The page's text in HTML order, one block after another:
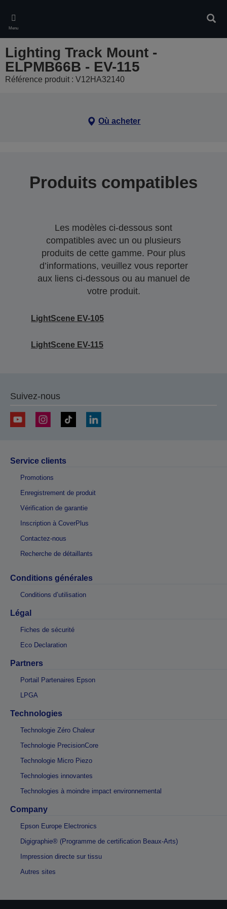
main
content
Menu
Lighting Track Mount -
ELPMB66B - EV-115
Référence produit : V12HA32140
Où acheter
Produits compatibles
Les modèles ci-dessous sont
compatibles avec un ou plusieurs
produits de cette gamme. Pour plus
d’informations, veuillez vous reporter
aux liens ci-dessous ou au manuel de
votre produit.
LightScene EV-105
LightScene EV-115
Suivez-nous
Service clients
Promotions
Enregistrement de produit
Vérification de garantie
Inscription à CoverPlus
Contactez-nous
Recherche de détaillants
Conditions générales
Conditions d’utilisation
Légal
Fiches de sécurité
Eco Declaration
Partners
Portail Partenaires Epson
LPGA
Technologies
Technologie Zéro Chaleur
Technologie PrecisionCore
Technologie Micro Piezo
Technologies innovantes
Technologies à moindre impact environnemental
Company
Epson Europe Electronics
Digigraphie® (Programme de certification Beaux-Arts)
Impression directe sur tissu
Autres sites